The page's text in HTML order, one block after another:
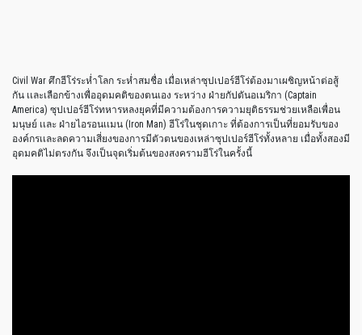
Civil War ศึกฮีโร่ระห่ำโลก ระห่ำสมชื่อ เมื่อเหล่าซุปเปอร์ฮีโร่ต้องมาเผชิญหน้าต่อสู้
กัน เเละเลือกข้างเพื่ออุดมคติของตนเอง ระหว่าง ฝ่ายกัปตันอเมริกา (Captain
America) ซุปเปอร์ฮีโร่ทหารหลงยุคที่มีความต้องการความยุติธรรมช่วยเหลือเพื่อน
มนุษย์ เเละ ฝ่ายไอรอนเเมน (Iron Man) ฮีโร่ในชุดเกาะ ที่ต้องการเป็นที่ยอมรับของ
องค์กรเเละลดความเสี่ยงของการมีตัวตนของเหล่าซุปเปอร์ฮีโร่ทั้งหลาย เมื่อทั้งสองมี
อุดมคติไม่ตรงกัน จึงเป็นจุดเริ่มต้นของสงครามฮีโร่ในครั้งนี้